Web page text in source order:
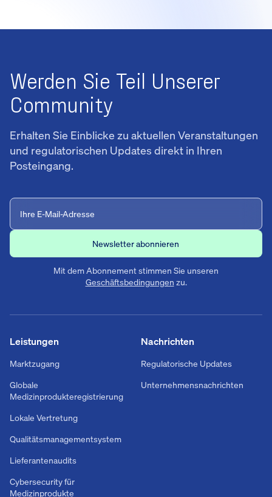
Werden Sie Teil Unserer
Community
Erhalten Sie Einblicke zu aktuellen Veranstaltungen
und regulatorischen Updates direkt in Ihren
Posteingang.
Mit dem Abonnement stimmen Sie unseren
Geschäftsbedingungen zu.
Nachrichten
Regulatorische Updates
Unternehmensnachrichten
Leistungen
Marktzugang
Globale
Medizinprodukteregistrierung
Lokale Vertretung
Qualitätsmanagementsystem
Lieferantenaudits
Cybersecurity für
Medizinprodukte